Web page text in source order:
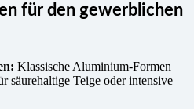
für den gewerblichen
Klassische Aluminium-Formen
säurehaltige Teige oder intensive